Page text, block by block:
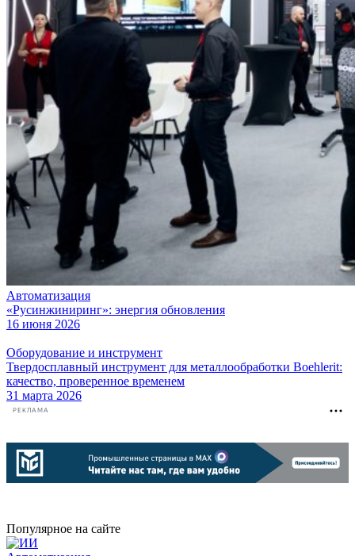
Автоматизация
«Русинжиниринг»: энергия обновления
16 июня 2026
Оборудование и инструмент
Твердосплавный инструмент для металлообработки Boehlerit:
качество, проверенное временем
31 марта 2026
РЕКЛАМА
Популярное на сайте